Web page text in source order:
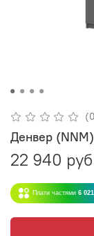
Денвер
22 940 руб
Плати частями 6